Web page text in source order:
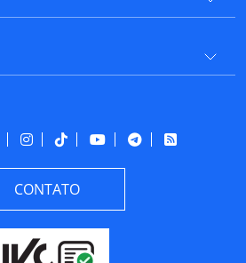
CONTATO